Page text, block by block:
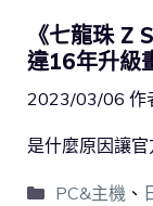
《七龍珠 Z
違16年升級
2023/03/06 作
是什麼原因讓
PC&主機、